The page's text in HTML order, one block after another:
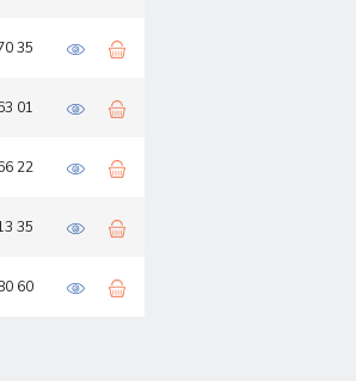
35
01
22
35
60